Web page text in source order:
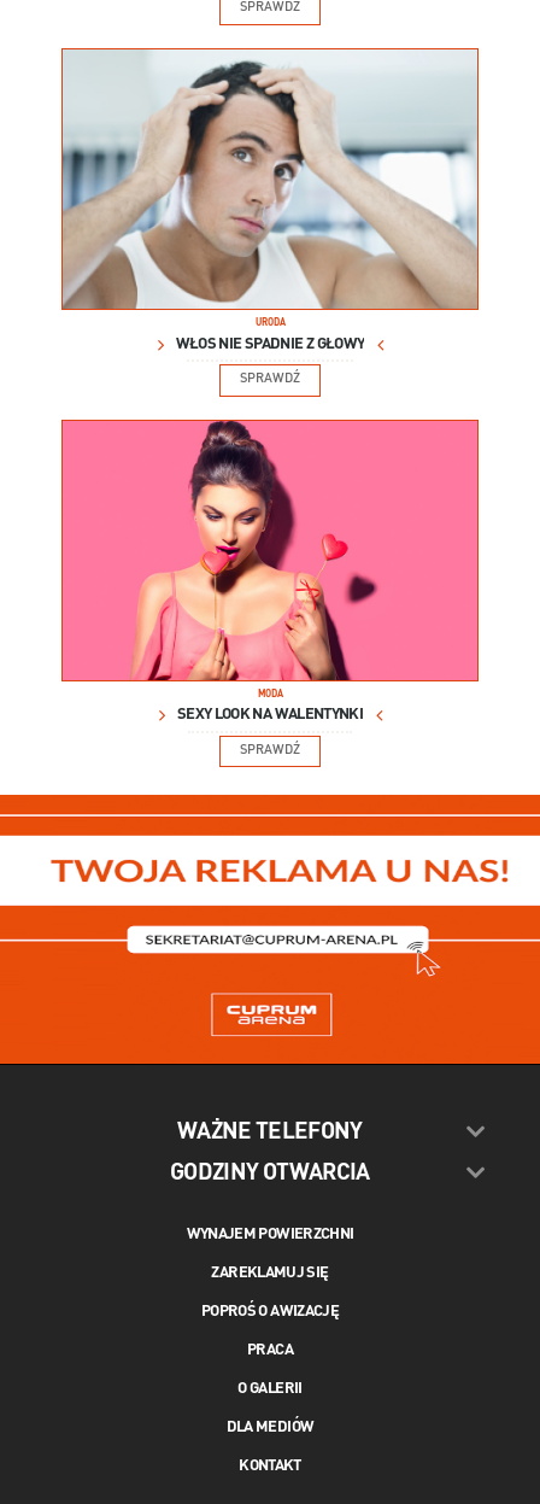
SPRAWDŹ
URODA
WŁOS NIE SPADNIE Z GŁOWY
SPRAWDŹ
MODA
SEXY LOOK NA WALENTYNKI
SPRAWDŹ
WAŻNE TELEFONY
GODZINY OTWARCIA
WYNAJEM POWIERZCHNI
ZAREKLAMUJ SIĘ
POPROŚ O AWIZACJĘ
PRACA
O GALERII
DLA MEDIÓW
KONTAKT